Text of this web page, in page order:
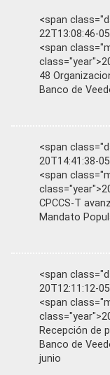
<span
22T13:08:46-
<span
48
Banco de
<span
20T14:41:38-
<span
CPCCS-T
Mandato
<span
20T12:11:12-
<span
Recepción de
Banco de
junio